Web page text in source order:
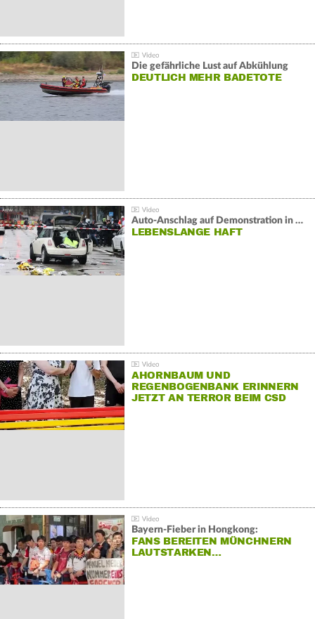
Die gefährliche Lust auf Abkühlung
DEUTLICH MEHR BADETOTE
Auto-Anschlag auf Demonstration in München:
LEBENSLANGE HAFT
AHORNBAUM UND
REGENBOGENBANK ERINNERN
JETZT AN TERROR BEIM CSD
Bayern-Fieber in Hongkong:
FANS BEREITEN MÜNCHNERN
LAUTSTARKEN…